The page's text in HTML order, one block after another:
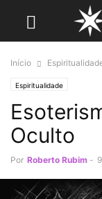
Início
Espiritualidade
Oculto
Por Roberto Rubim -